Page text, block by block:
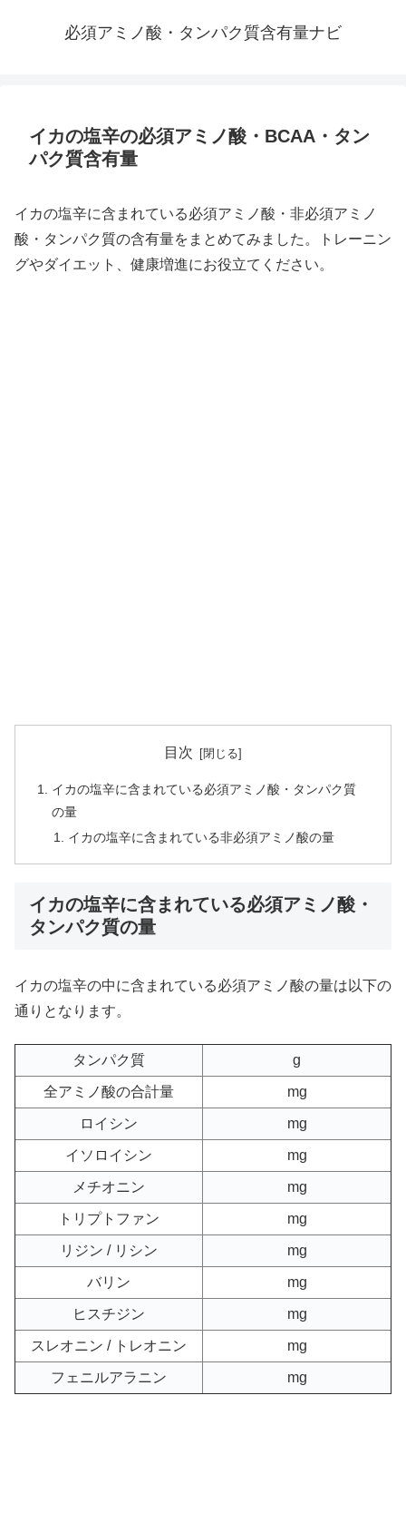
必須アミノ酸・タンパク質含有量ナビ
イカの塩辛の必須アミノ酸・BCAA・タン
パク質含有量
イカの塩辛に含まれている必須アミノ酸・非必須アミノ
酸・タンパク質の含有量をまとめてみました。トレーニン
グやダイエット、健康増進にお役立てください。
目次
イカの塩辛に含まれている必須アミノ酸・タンパク質
の量
イカの塩辛に含まれている非必須アミノ酸の量
イカの塩辛に含まれている必須アミノ酸・
タンパク質の量
イカの塩辛の中に含まれている必須アミノ酸の量は以下の
通りとなります。
タンパク質 g
全アミノ酸の合計量 mg
ロイシン mg
イソロイシン mg
メチオニン mg
トリプトファン mg
リジン / リシン mg
バリン mg
ヒスチジン mg
スレオニン / トレオニン mg
フェニルアラニン mg